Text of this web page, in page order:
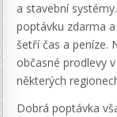
a stavební
poptávku zdarma
šetří čas a peníze.
občasné prodlevy
některých
Dobrá poptávka